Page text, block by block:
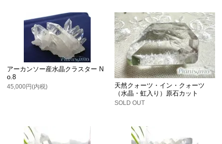
アーカンソー産水晶クラスター N
o.8
45,000円(内税)
天然クォーツ・イン・クォーツ
（水晶・虹入り）原石カット
SOLD OUT